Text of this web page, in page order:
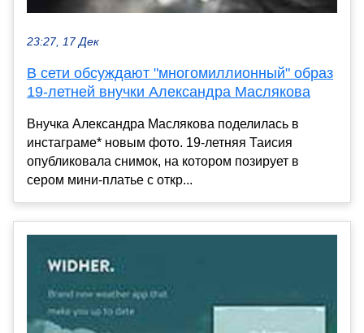
23:27, 17 Дек
В сети обсуждают "многомиллионный" образ
19-летней внучки Александра Маслякова
Внучка Александра Маслякова поделилась в
инстаграме* новым фото. 19-летняя Таисия
опубликовала снимок, на котором позирует в
сером мини-платье с откр...